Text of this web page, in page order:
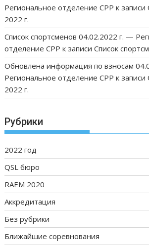
Региональное отделение СРР к записи
2022 г.
Список спортсменов 04.02.2022 г. —
отделение СРР к записиСписок
Обновлена информация по взносам
Региональное отделение СРР к записи
2022 г.
Рубрики
2022 год
QSL бюро
RAEM 2020
Аккредитация
Без рубрики
Ближайшие соревнования